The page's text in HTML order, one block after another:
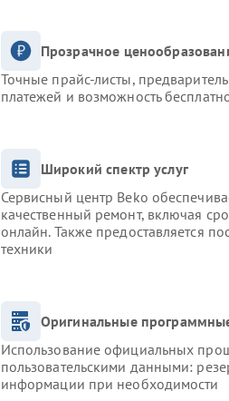
Прозрачное
Точные прайс-листы,
платежей и возможность
Широкий спектр услуг
Сервисный центр Beko
качественный ремонт, включая
онлайн. Также предоставляется
техники
Оригинальные
Использование официальных
пользовательскими данными:
информации при необходимости